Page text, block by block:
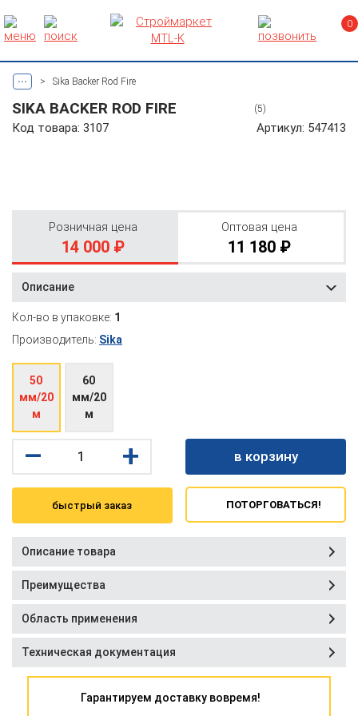
0
... > Sika Backer Rod Fire
SIKA BACKER ROD FIRE (5)
Код товара: 3107 Артикул: 547413
Розничная цена
14 000 ₽
Оптовая цена
11 180 ₽
Описание
Кол-во в упаковке: 1
Производитель: Sika
50
мм/20
м
60
мм/20
м
– + в корзину
быстрый заказ ПОТОРГОВАТЬСЯ!
Описание товара
Преимущества
Область применения
Техническая документация
Гарантируем доставку вовремя!